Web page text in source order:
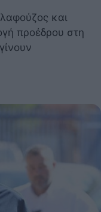
και
προέδρου στη